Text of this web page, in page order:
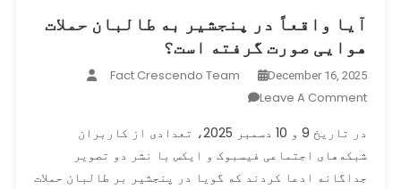
آیا واقعاً در پنجشیر به طالبان حملات
هوایی صورت گرفته است؟
December 16, 2025
Fact Crescendo Team
Leave A Comment
واقعاً
در
پنجشیر
در تاریخ 9 و 10 دسمبر 2025، تعدادی از کاربران
شبکه‌های اجتماعی فیسبوک و ایکس با نشر دو تصویر
جداگانه ادعا کردند که گویا در پنجشیر بر طالبان حملات